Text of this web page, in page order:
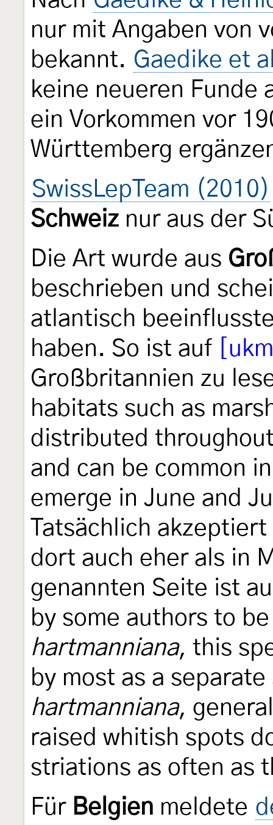
nur mit Angaben von
bekannt. Gaedike et
keine neueren Funde
ein Vorkommen vor
Württemberg
SwissLepTeam (2010)
Schweiz nur aus der
Die Art wurde aus
beschrieben und
atlantisch
haben. So ist auf
Großbritannien zu
habitats such as
distributed
and can be common
emerge in June and
Tatsächlich
dort auch eher als in
genannten Seite ist
by some authors to
hartmanniana, this
by most as a
hartmanniana,
raised whitish spots
striations as often as
Für Belgien meldete